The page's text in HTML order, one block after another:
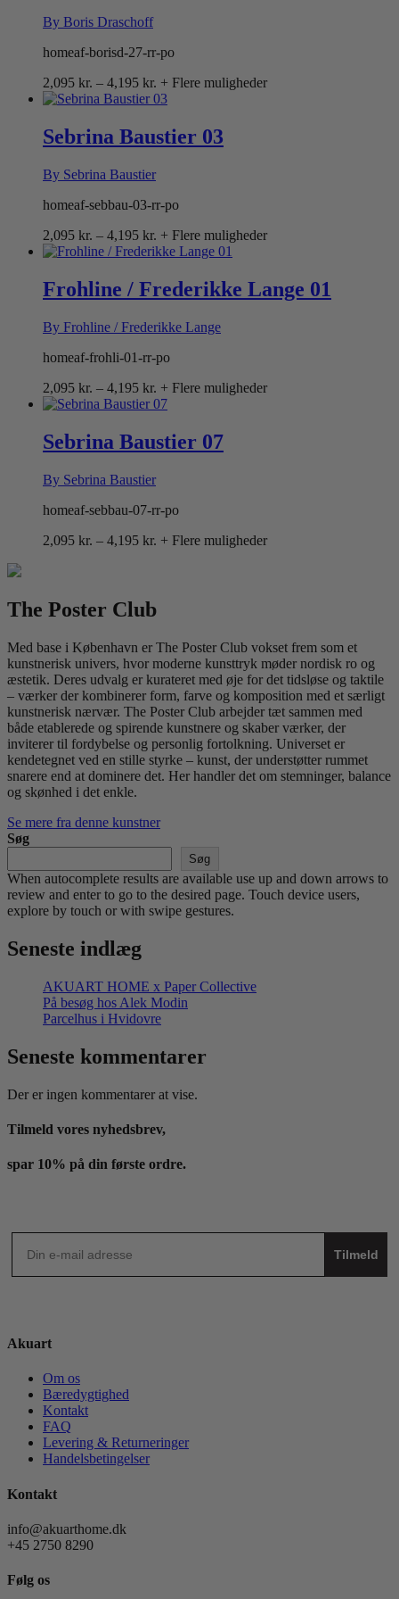
By Boris Draschoff
homeaf-borisd-27-rr-po
2,095 kr. – 4,195 kr. Prisinterval:
2,095 kr.
4,195 kr.
+ Flere muligheder
Sebrina Baustier 03
By Sebrina Baustier
homeaf-sebbau-03-rr-po
2,095 kr. – 4,195 kr. Prisinterval:
2,095 kr.
4,195 kr.
+ Flere muligheder
Frohline / Frederikke Lange 01
By Frohline / Frederikke Lange
homeaf-frohli-01-rr-po
2,095 kr. – 4,195 kr. Prisinterval:
2,095 kr.
4,195 kr.
+ Flere muligheder
Sebrina Baustier 07
By Sebrina Baustier
homeaf-sebbau-07-rr-po
2,095 kr. – 4,195 kr. Prisinterval:
+ Flere muligheder
The Poster Club
Med base i København er The Poster Club vokset frem som et
kunstnerisk univers, hvor moderne kunsttryk møder nordisk ro og
æstetik. Deres udvalg er kurateret med øje for det tidsløse og taktile
– værker der kombinerer form, farve og komposition med et særligt
kunstnerisk nærvær. The Poster Club arbejder tæt sammen med
både etablerede og spirende kunstnere og skaber værker, der
inviterer til fordybelse og personlig fortolkning. Universet er
kendetegnet ved en stille styrke – kunst, der understøtter rummet
snarere end at dominere det. Her handler det om stemninger, balance
og skønhed i det enkle.
Se mere fra denne kunstner
Søg
Søg
When autocomplete results are available use up and down arrows to
review and enter to go to the desired page. Touch device users,
explore by touch or with swipe gestures.
Seneste indlæg
AKUART HOME x Paper Collective
På besøg hos Alek Modin
Parcelhus i Hvidovre
Seneste kommentarer
Der er ingen kommentarer at vise.
Tilmeld vores nyhedsbrev,
spar 10% på din første ordre.
Tilmeld
Akuart
Om os
Bæredygtighed
Kontakt
FAQ
Levering & Returneringer
Handelsbetingelser
Kontakt
info@akuarthome.dk
+45 2750 8290
Følg os